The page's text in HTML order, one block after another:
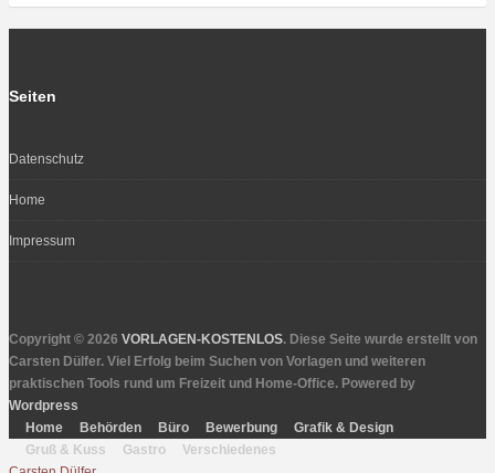
Seiten
Datenschutz
Home
Impressum
Copyright © 2026 VORLAGEN-KOSTENLOS. Diese Seite wurde erstellt von
Carsten Dülfer. Viel Erfolg beim Suchen von Vorlagen und weiteren
praktischen Tools rund um Freizeit und Home-Office. Powered by
Wordpress
Home
Behörden Büro Bewerbung
Grafik & Design
Gruß & Kuss
Gastro
Verschiedenes